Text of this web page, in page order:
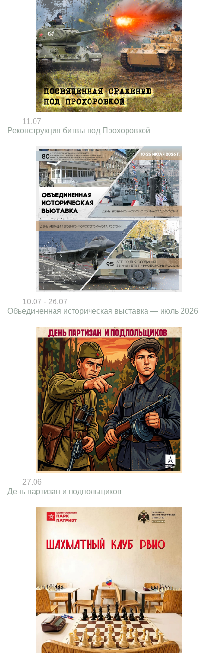
11.07
Реконструкция битвы под Прохоровкой
10.07 - 26.07
Объединенная историческая выставка — июль 2026
27.06
День партизан и подпольщиков